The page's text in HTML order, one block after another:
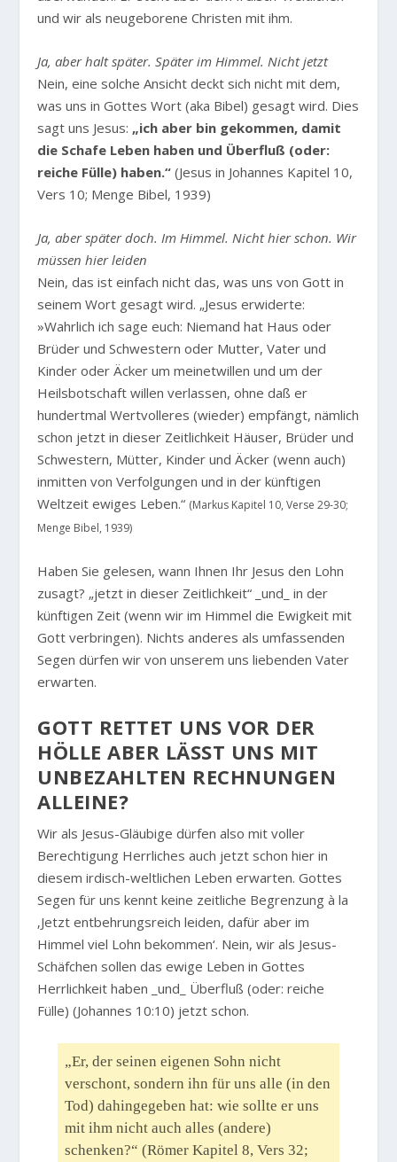
und wir als neugeborene Christen mit ihm.
Ja, aber halt später. Später im Himmel. Nicht jetzt
Nein, eine solche Ansicht deckt sich nicht mit dem,
was uns in Gottes Wort (aka Bibel) gesagt wird. Dies
sagt uns Jesus: „ich aber bin gekommen, damit
die Schafe Leben haben und Überfluß (oder:
reiche Fülle) haben.“ (Jesus in Johannes Kapitel 10,
Vers 10; Menge Bibel, 1939)
Ja, aber später doch. Im Himmel. Nicht hier schon. Wir
müssen hier leiden
Nein, das ist einfach nicht das, was uns von Gott in
seinem Wort gesagt wird. „Jesus erwiderte:
»Wahrlich ich sage euch: Niemand hat Haus oder
Brüder und Schwestern oder Mutter, Vater und
Kinder oder Äcker um meinetwillen und um der
Heilsbotschaft willen verlassen, ohne daß er
hundertmal Wertvolleres (wieder) empfängt, nämlich
schon jetzt in dieser Zeitlichkeit Häuser, Brüder und
Schwestern, Mütter, Kinder und Äcker (wenn auch)
inmitten von Verfolgungen und in der künftigen
Weltzeit ewiges Leben.“ (Markus Kapitel 10, Verse 29-30;
Menge Bibel, 1939)
Haben Sie gelesen, wann Ihnen Ihr Jesus den Lohn
zusagt? „jetzt in dieser Zeitlichkeit“ _und_ in der
künftigen Zeit (wenn wir im Himmel die Ewigkeit mit
Gott verbringen). Nichts anderes als umfassenden
Segen dürfen wir von unserem uns liebenden Vater
erwarten.
GOTT RETTET UNS VOR DER
HÖLLE ABER LÄSST UNS MIT U
NBEZAHLTEN RECHNUNGEN A
LLEINE?
Wir als Jesus-Gläubige dürfen also mit voller
Berechtigung Herrliches auch jetzt schon hier in
diesem irdisch-weltlichen Leben erwarten. Gottes
Segen für uns kennt keine zeitliche Begrenzung à la
‚Jetzt entbehrungsreich leiden, dafür aber im
Himmel viel Lohn bekommen‘. Nein, wir als Jesus-
Schäfchen sollen das ewige Leben in Gottes
Herrlichkeit haben _und_ Überfluß (oder: reiche
Fülle) (Johannes 10:10) jetzt schon.
„Er, der seinen eigenen Sohn nicht
verschont, sondern ihn für uns alle (in den
Tod) dahingegeben hat: wie sollte er uns
mit ihm nicht auch alles (andere)
schenken?“ (Römer Kapitel 8, Vers 32;